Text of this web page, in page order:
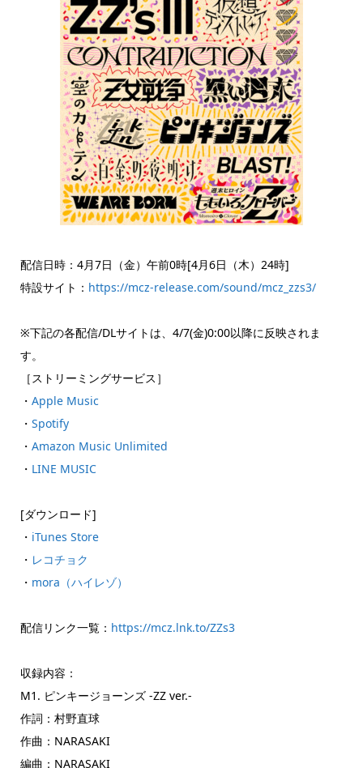
配信日時：4月7日（金）午前0時[4月6日（木）24時]
特設サイト： https://mcz-release.com/sound/mcz_zzs3/
※下記の各配信/DLサイトは、4/7(金)0:00以降に反映されま
す。
［ストリーミングサービス］
・ Apple Music
・ Spotify
・ Amazon Music Unlimited
・ LINE MUSIC
[ダウンロード]
・ iTunes Store
・ レコチョク
・ mora（ハイレゾ）
配信リンク一覧： https://mcz.lnk.to/ZZs3
収録内容：
M1. ピンキージョーンズ -ZZ ver.-
作詞：村野直球
作曲：NARASAKI
編曲：NARASAKI